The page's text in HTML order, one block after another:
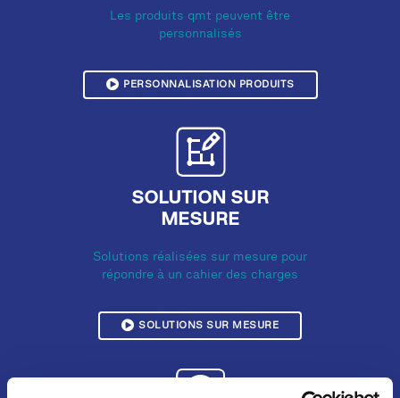
Les produits qmt peuvent être
personnalisés
PERSONNALISATION PRODUITS
SOLUTION SUR
MESURE
Solutions réalisées sur mesure pour
répondre à un cahier des charges
SOLUTIONS SUR MESURE